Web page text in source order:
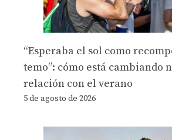
“Esperaba el sol como
temo”: cómo está cambiando
relación con el verano
5 de agosto de 2026